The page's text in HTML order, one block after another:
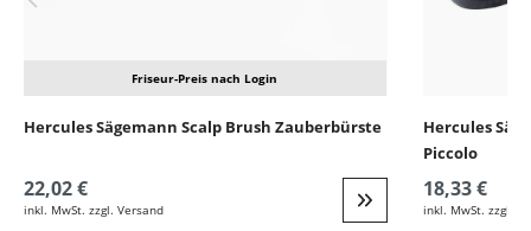
Friseur-Preis nach Login
Hercules Sägemann Scalp Brush Zauberbürste
22,02 €
inkl. MwSt. zzgl. Versand Weiter zur Detail
Hercules
Piccolo
18,33 €
inkl. MwSt. zzgl.